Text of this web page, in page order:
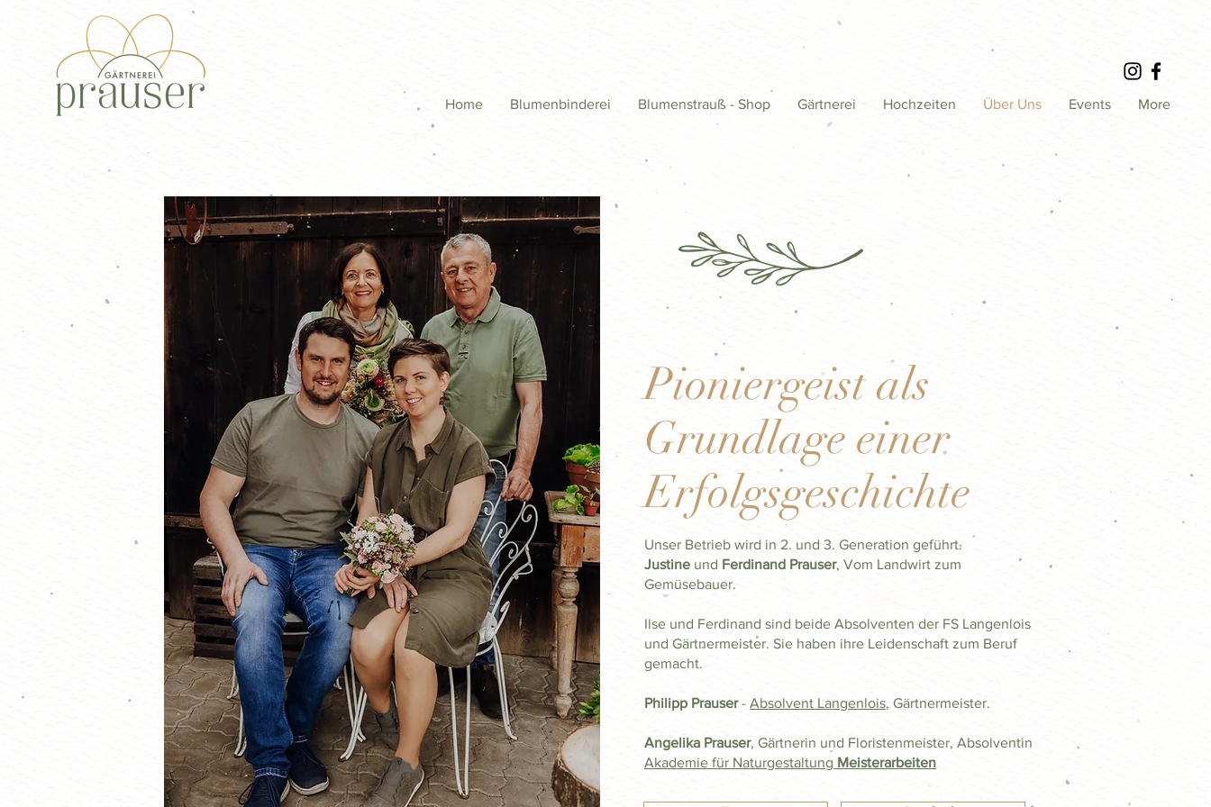
Home Blumenbinderei Blumenstrauß - Shop Gärtnerei Hochzeiten Über Uns Events More
Pioniergeist als
Grundlage einer
Erfolgsgeschichte
Unser Betrieb wird in 2. und 3. Generation geführt.
Justine und Ferdinand Prauser, Vom Landwirt zum
Gemüsebauer.
Ilse und Ferdinand sind beide Absolventen der FS Langenlois
und Gärtnermeister. Sie haben ihre Leidenschaft zum Beruf
gemacht.
Philipp Prauser- Absolvent Langenlois, Gärtnermeister.
Angelika Prauser, Gärtnerin und Floristenmeister, Absolventin
Akademie für Naturgestaltung Meisterarbeiten